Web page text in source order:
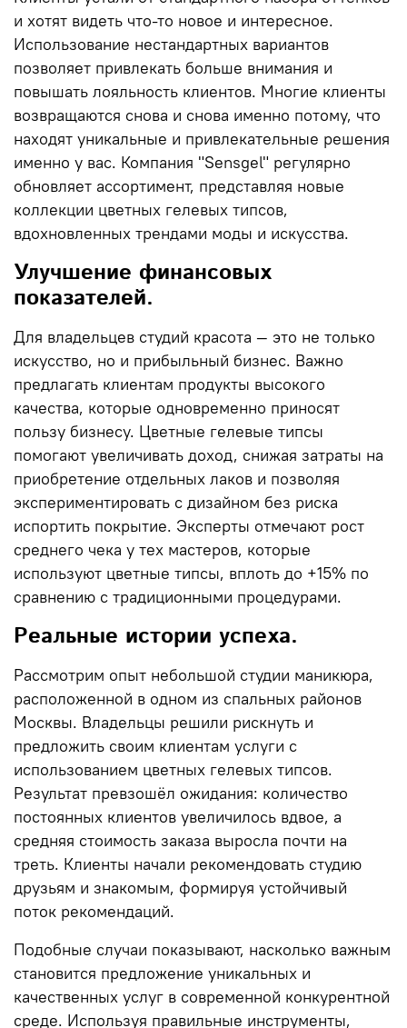
и хотят видеть что-то новое и интересное.
Использование нестандартных вариантов
позволяет привлекать больше внимания и
повышать лояльность клиентов. Многие клиенты
возвращаются снова и снова именно потому, что
находят уникальные и привлекательные решения
именно у вас. Компания "Sensgel" регулярно
обновляет ассортимент, представляя новые
коллекции цветных гелевых типсов,
вдохновленных трендами моды и искусства.
Улучшение финансовых
показателей.
Для владельцев студий красота — это не только
искусство, но и прибыльный бизнес. Важно
предлагать клиентам продукты высокого
качества, которые одновременно приносят
пользу бизнесу. Цветные гелевые типсы
помогают увеличивать доход, снижая затраты на
приобретение отдельных лаков и позволяя
экспериментировать с дизайном без риска
испортить покрытие. Эксперты отмечают рост
среднего чека у тех мастеров, которые
используют цветные типсы, вплоть до +15% по
сравнению с традиционными процедурами.
Реальные истории успеха.
Рассмотрим опыт небольшой студии маникюра,
расположенной в одном из спальных районов
Москвы. Владельцы решили рискнуть и
предложить своим клиентам услуги с
использованием цветных гелевых типсов.
Результат превзошёл ожидания: количество
постоянных клиентов увеличилось вдвое, а
средняя стоимость заказа выросла почти на
треть. Клиенты начали рекомендовать студию
друзьям и знакомым, формируя устойчивый
поток рекомендаций.
Подобные случаи показывают, насколько важным
становится предложение уникальных и
качественных услуг в современной конкурентной
среде. Используя правильные инструменты,